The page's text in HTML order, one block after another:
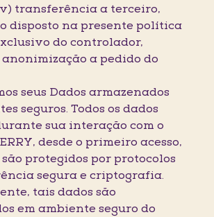
transferência a terceiro,
disposto na presente política
do controlador,
a pedido do
seus Dados armazenados
seguros. Todos os dados
sua interação com o
desde o primeiro acesso,
protegidos por protocolos
segura e criptografia.
tais dados são
em ambiente seguro do